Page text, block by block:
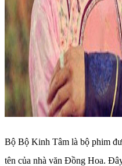
Bộ Bộ Kinh Tâm là bộ phim
tên của nhà văn Đồng Hoa.